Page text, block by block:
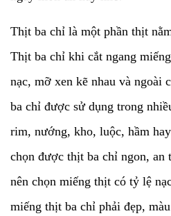
Thịt ba chỉ là một phần thịt
Thịt ba chỉ khi cắt ngang
nạc, mỡ xen kẽ nhau và ngoài
ba chỉ được sử dụng trong
rim, nướng, kho, luộc, hầm
chọn được thịt ba chỉ ngon, an
nên chọn miếng thịt có tỷ lệ
miếng thịt ba chỉ phải đẹp,